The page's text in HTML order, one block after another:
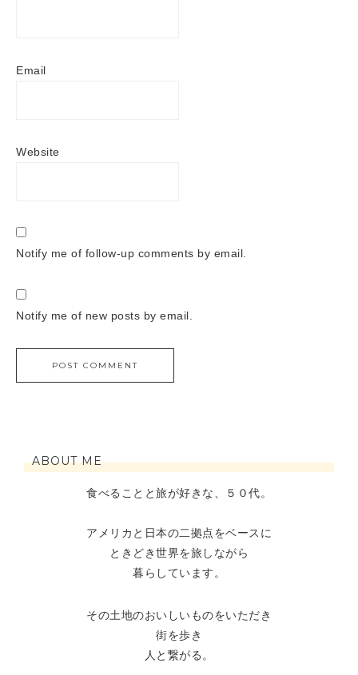
Email
Website
Notify me of follow-up comments by email.
Notify me of new posts by email.
ABOUT ME
食べることと旅が好きな、５０代。
アメリカと日本の二拠点をベースに
ときどき世界を旅しながら
暮らしています。
その土地のおいしいものをいただき
街を歩き
人と繋がる。